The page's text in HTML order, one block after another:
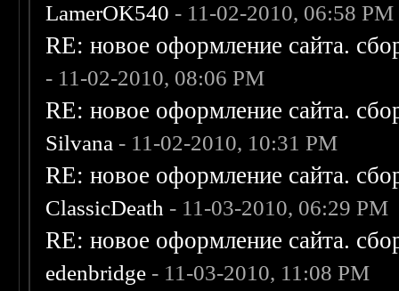
LamerOK540 - 11-02-2010, 06:58 PM
RE: новое оформление сайта.
- 11-02-2010, 08:06 PM
RE: новое оформление сайта.
Silvana - 11-02-2010, 10:31 PM
RE: новое оформление сайта.
ClassicDeath - 11-03-2010, 06:29 PM
RE: новое оформление сайта.
edenbridge - 11-03-2010, 11:08 PM